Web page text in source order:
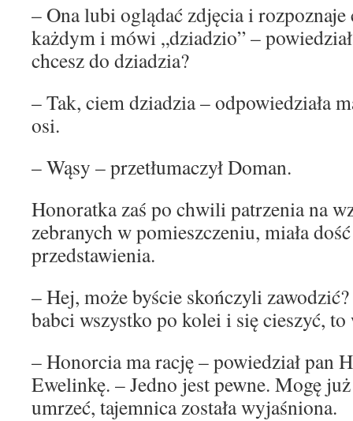
– Ona lubi oglądać zdjęcia i
każdym i mówi „dziadzio” –
chcesz do dziadzia?
– Tak, ciem dziadzia – odpowiedziała
osi.
– Wąsy – przetłumaczył Doman.
Honoratka zaś po chwili patrzenia na
zebranych w pomieszczeniu, miała
przedstawienia.
– Hej, może byście skończyli
babci wszystko po kolei i się cieszyć, to
– Honorcia ma rację – powiedział pan
Ewelinkę. – Jedno jest pewne. Mogę
umrzeć, tajemnica została wyjaśniona.